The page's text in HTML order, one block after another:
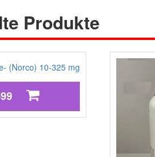
Produkte